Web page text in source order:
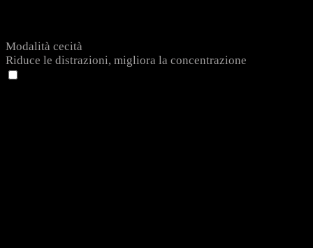
Modalità cecità
Riduce le distrazioni, migliora la concentrazione